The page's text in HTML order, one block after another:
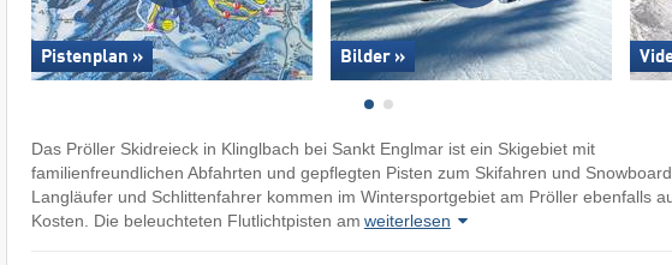
Pistenplan » Bilder »
Das Pröller Skidreieck in Klinglbach bei Sankt Englmar ist ein Skigebiet mit
familienfreundlichen Abfahrten und gepflegten Pisten zum Skifahren und
Langläufer und Schlittenfahrer kommen im Wintersportgebiet am Pröller ebenfalls
Kosten. Die beleuchteten Flutlichtpisten am weiterlesen